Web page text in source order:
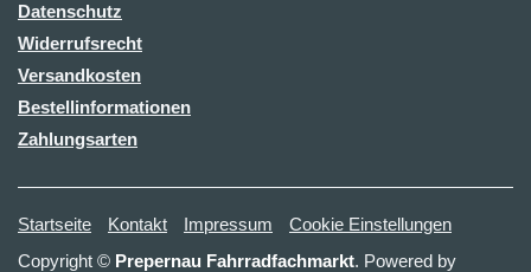
Datenschutz
Widerrufsrecht
Versandkosten
Bestellinformationen
Zahlungsarten
Startseite Kontakt Impressum
Cookie Einstellungen
Copyright © Prepernau Fahrradfachmarkt. Powered by